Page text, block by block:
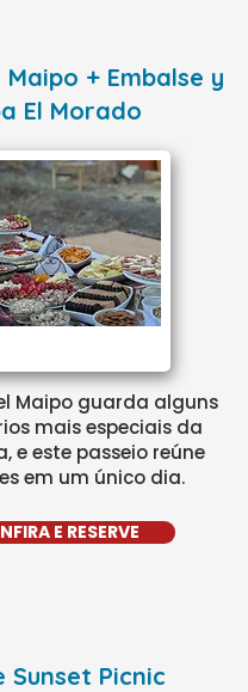
+ Embalse y
El Morado
Maipo guarda alguns
mais especiais da
e este passeio reúne
em um único dia.
E RESERVE
Sunset Picnic